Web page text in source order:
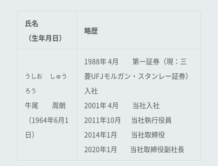
氏名
（生年月日）
略歴
うしお しゅう
ろう
牛尾 周朗
（1964年6月1
日）
1988年 4月 第一証券（現：三
菱UFJモルガン・スタンレー証券）
入社
2001年 4月 当社入社
2011年10月 当社執行役員
2014年1月 当社取締役
2020年1月 当社取締役副社長